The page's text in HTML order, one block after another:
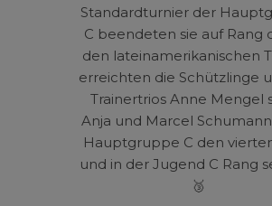
Standardturnier der
C beendeten sie auf Rang
den lateinamerikanischen
erreichten die Schützlinge
Trainertrios Anne Mengel
Anja und Marcel
Hauptgruppe C den
und in der Jugend C Rang
🥉